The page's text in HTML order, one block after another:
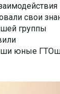
свои
группы
юные